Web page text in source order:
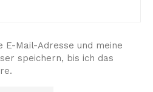
E-Mail-Adresse und meine
speichern, bis ich das